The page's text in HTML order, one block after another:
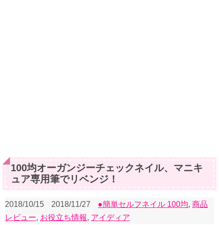
100均オーガンジーチェックネイル、マニキ
ュア専用筆でリベンジ！
2018/10/15 2018/11/27 ●簡単セルフネイル 100均,商品
レビュー, お役立ち情報, アイディア